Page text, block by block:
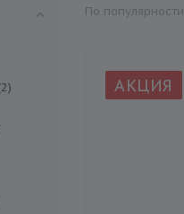
По популярности
АКЦИЯ
2)